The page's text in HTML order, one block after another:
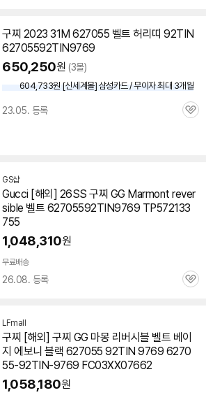
구찌 2023 31M 627055 벨트 허리띠 92TIN
62705592TIN9769
650,250원 (3몰)
604,733원 [신세계몰] 삼성카드 / 무이자 최대 3개월
23.05. 등록
관
GS샵
Gucci [해외] 26SS 구찌 GG Marmont rever
sible 벨트 62705592TIN9769 TP572133
755
1,048,310원
무료배송
26.08. 등록
관
LFmall
구찌 [해외] 구찌 GG 마몽 리버시블 벨트 베이
지 에보니 블랙 627055 92TIN 9769 6270
55-92TIN-9769 FC03XX07662
1,058,180원